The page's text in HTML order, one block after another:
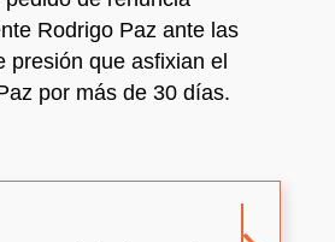
Rodrigo Paz ante las
presión que asfixian el
por más de 30 días.